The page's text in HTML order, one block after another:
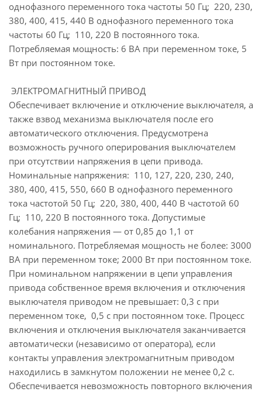
однофазного переменного тока частоты 50 Гц; 220, 230,
380, 400, 415, 440 В однофазного переменного тока
частоты 60 Гц; 110, 220 В постоянного тока.
Потребляемая мощность: 6 ВА при переменном токе, 5
Вт при постоянном токе.
ЭЛЕКТРОМАГНИТНЫЙ ПРИВОД
Обеспечивает включение и отключение выключателя, а
также взвод механизма выключателя после его
автоматического отключения. Предусмотрена
возможность ручного оперирования выключателем
при отсутствии напряжения в цепи привода.
Номинальные напряжения: 110, 127, 220, 230, 240,
380, 400, 415, 550, 660 В однофазного переменного
тока частотой 50 Гц; 220, 380, 400, 440 В частотой 60
Гц; 110, 220 В постоянного тока. Допустимые
колебания напряжения — от 0,85 до 1,1 от
номинального. Потребляемая мощность не более: 3000
ВА при переменном токе; 2000 Вт при постоянном токе.
При номинальном напряжении в цепи управления
привода собственное время включения и отключения
выключателя приводом не превышает: 0,3 с при
переменном токе, 0,5 с при постоянном токе. Процесс
включения и отключения выключателя заканчивается
автоматически (независимо от оператора), если
контакты управления электромагнитным приводом
находились в замкнутом положении не менее 0,2 с.
Обеспечивается невозможность повторного включения